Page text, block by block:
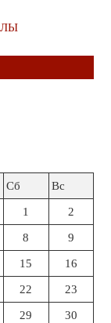
Сб Вс
1 2
8 9
15 16
22 23
29 30